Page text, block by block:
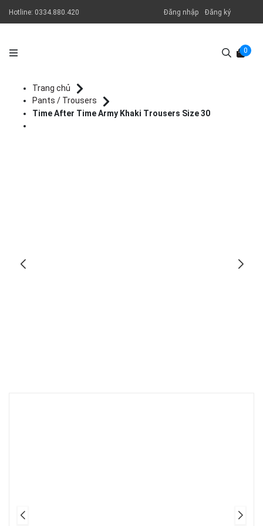
Hotline: 0334.880.420 Đăng nhập Đăng ký
0
Trang chủ
Pants / Trousers
Time After Time Army Khaki Trousers Size 30